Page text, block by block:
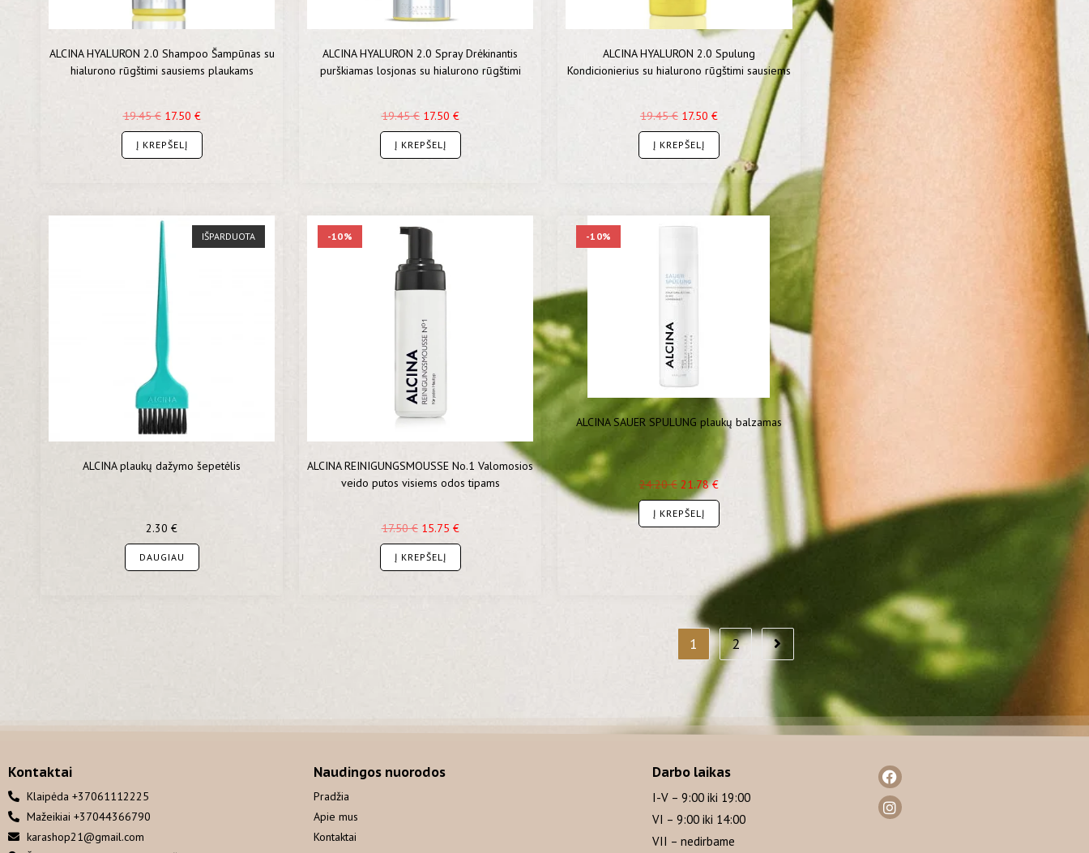
ALCINA HYALURON 2.0 Shampoo Šampūnas su
hialurono rūgštimi sausiems plaukams
19.45€ 17.50 €
Į KREPŠELĮ
ALCINA HYALURON 2.0 Spray Drėkinantis
purškiamas losjonas su hialurono rūgštimi
19.45€ 17.50 €
Į KREPŠELĮ
ALCINA HYALURON 2.0 Spulung
Kondicionierius su hialurono rūgštimi sausiems
19.45€ 17.50 €
Į KREPŠELĮ
IŠPARDUOTA
ALCINA plaukų dažymo šepetėlis
2.30€
DAUGIAU
-10%
ALCINA REINIGUNGSMOUSSE No.1 Valomosios
veido putos visiems odos tipams
17.50€ 15.75 €
Į KREPŠELĮ
-10%
ALCINA SAUER SPULUNG plaukų balzamas
24.20€ 21.78€
Į KREPŠELĮ
1 2
Kontaktai
Klaipėda +37061112225
Mažeikiai +37044366790
karashop21@gmail.com
Naudingos nuorodos
Pradžia
Apie mus
Kontaktai
Darbo laikas
I-V – 9:00 iki 19:00
VI – 9:00 iki 14:00
VII – nedirbame